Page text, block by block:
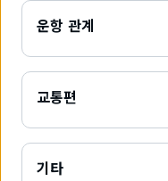
운항 관계
교통편
기타